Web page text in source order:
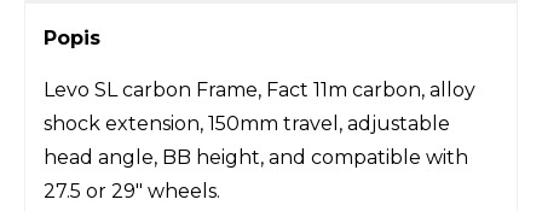
Popis
Levo SL carbon Frame, Fact 11m carbon, alloy
shock extension, 150mm travel, adjustable
head angle, BB height, and compatible with
27.5 or 29" wheels.